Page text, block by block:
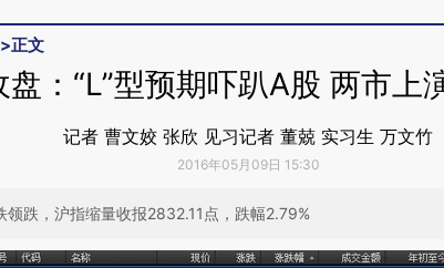
>正文
盘：“L”型预期吓趴A股 两市上
记者 曹文姣 张欣 见习记者 董兢 实习生 万文竹
2016年05月09日 15:30
领跌，沪指缩量收报2832.11点，跌幅2.79%